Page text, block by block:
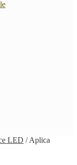
LED /Aplica